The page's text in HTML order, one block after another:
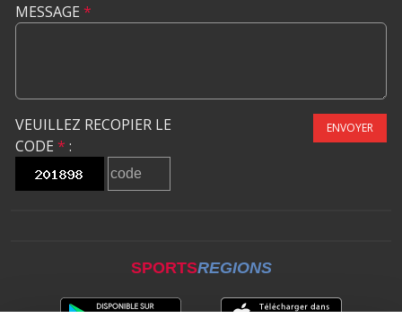
MESSAGE *
VEUILLEZ RECOPIER LE
CODE * :
ENVOYER
SPORTSREGIONS